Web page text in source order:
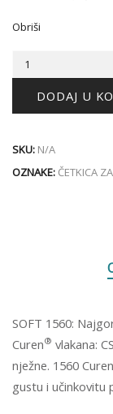
Obriši
ČETKICA
A1
DODAJ U
SKU: N/A
OZNAKE: ČETKICA
SOFT 1560:
Curen® vlakana:
nježne. 1560 Curen
gustu i učinkovitu